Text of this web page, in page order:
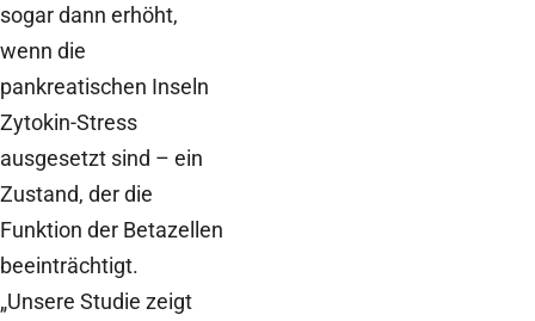
sogar dann erhöht,
wenn die
pankreatischen Inseln
Zytokin-Stress
ausgesetzt sind – ein
Zustand, der die
Funktion der Betazellen
beeinträchtigt.
„Unsere Studie zeigt